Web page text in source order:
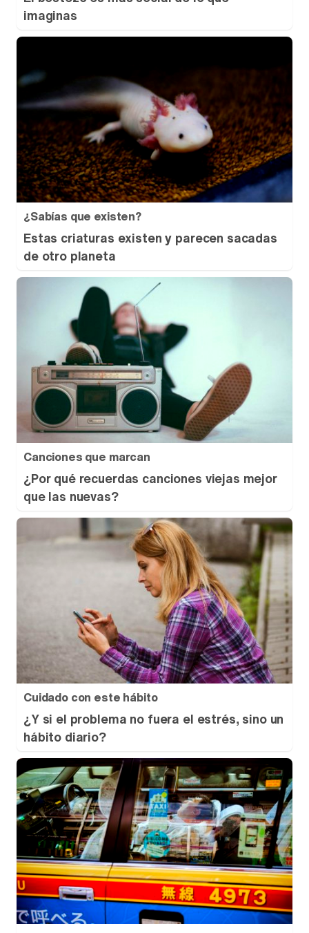
imaginas
¿Sabías que existen?
Estas criaturas existen y parecen sacadas
de otro planeta
Canciones que marcan
¿Por qué recuerdas canciones viejas mejor
que las nuevas?
Cuidado con este hábito
¿Y si el problema no fuera el estrés, sino un
hábito diario?